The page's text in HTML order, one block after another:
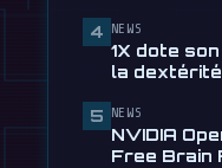
📰1X dote son
dextérité
24 juillet
4 NEWS
1X dote
la
5 NEWS
NVIDIA
Free Brain